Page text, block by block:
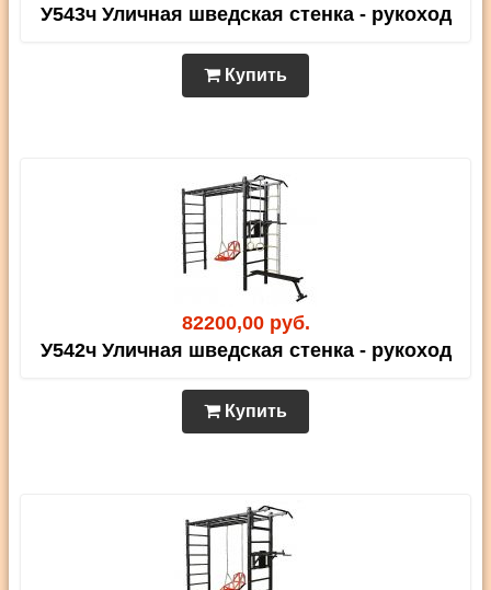
У543ч Уличная шведская стенка - рукоход
Купить
82200,00 руб.
У542ч Уличная шведская стенка - рукоход
Купить